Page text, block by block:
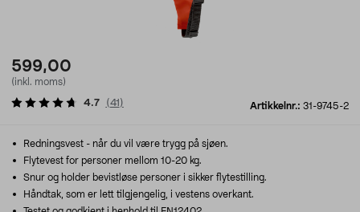
599,00
(inkl. moms)
Artikkelnr.: 31-9745-2
4.7 (41 )
Redningsvest - når du vil være trygg på sjøen.
Flytevest for personer mellom 10-20 kg.
Snur og holder bevistløse personer i sikker flytestilling.
Håndtak, som er lett tilgjengelig, i vestens overkant.